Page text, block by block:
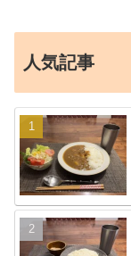
人気記事